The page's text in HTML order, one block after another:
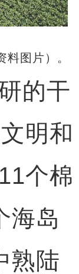
图片）。
的干
明和
个棉
海岛
熟陆